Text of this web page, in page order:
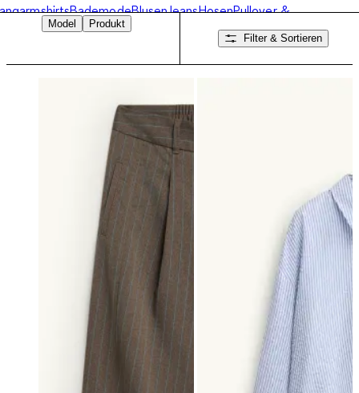
BademodeBlusenJeansHosenPullover &
JackenUnterwäsche Accessoires
Model
Produkt
Filter & Sortieren